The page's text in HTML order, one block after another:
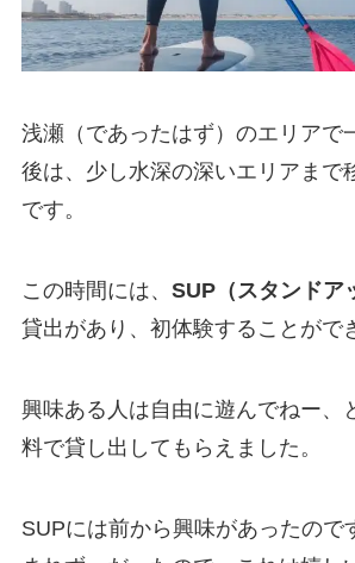
浅瀬（であったはず）のエリアで
後は、少し水深の深いエリアまで
です。
この時間には、 SUP（スタンドア
貸出があり、初体験することがで
興味ある人は自由に遊んでねー、
料で貸し出してもらえました。
SUPには前から興味があったので